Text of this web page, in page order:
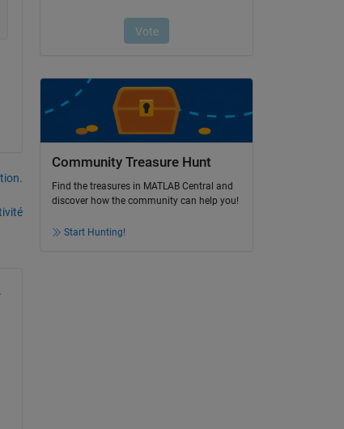
Community Treasure Hunt
Find the treasures in MATLAB Central and
discover how the community can help you!
Start Hunting!